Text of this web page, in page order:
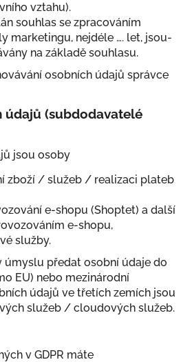
vztahu).
souhlas se zpracováním
marketingu, nejdéle …. let, jsou-
na základě souhlasu.
osobních údajů správce
údajů (subdodavatelé
jsou osoby
zboží / služeb / realizaci plateb
e-shopu (Shoptet) a další
e-shopu,
služby.
úmyslu předat osobní údaje do
EU) nebo mezinárodní
údajů ve třetích zemích jsou
služeb / cloudových služeb.
v GDPR máte